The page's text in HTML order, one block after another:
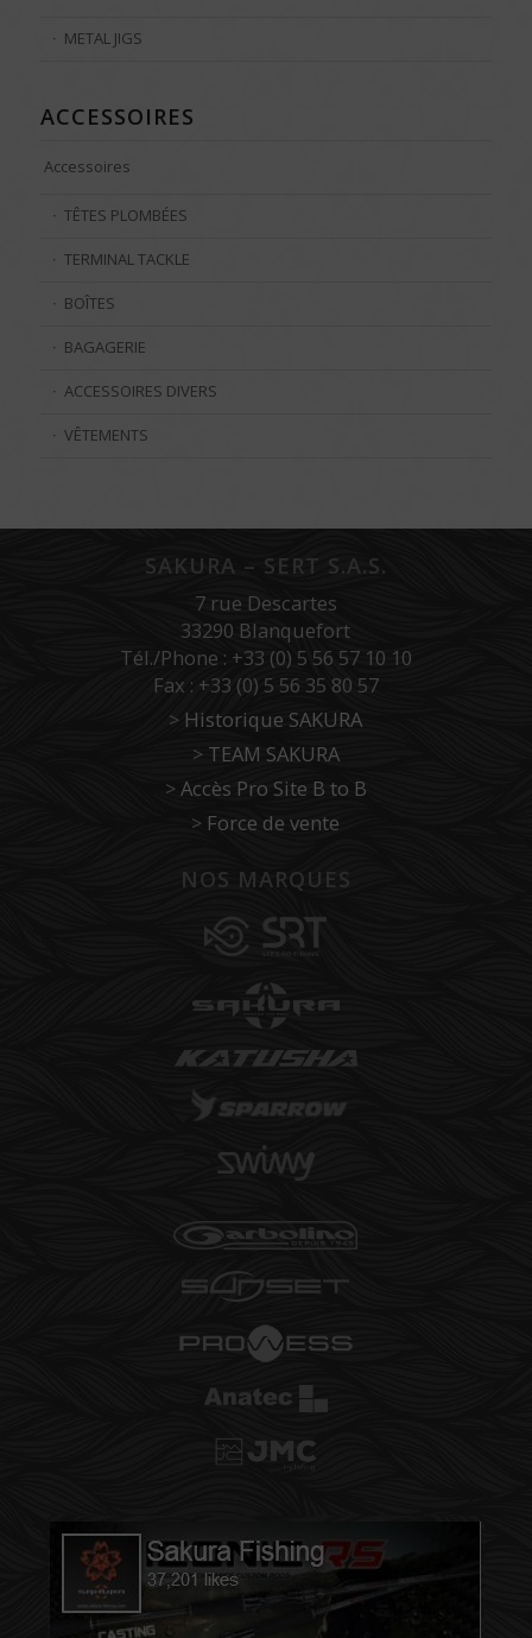
METAL JIGS
ACCESSOIRES
Accessoires
TÊTES PLOMBÉES
TERMINAL TACKLE
BOÎTES
BAGAGERIE
ACCESSOIRES DIVERS
VÊTEMENTS
SAKURA – SERT S.A.S.
7 rue Descartes
33290 Blanquefort
Tél./Phone : +33 (0) 5 56 57 10 10
Fax : +33 (0) 5 56 35 80 57
> Historique SAKURA
> TEAM SAKURA
> Accès Pro Site B to B
> Force de vente
NOS MARQUES